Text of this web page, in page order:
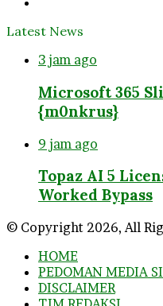
Latest News
3 jam ago
Microsoft 365
{m0nkrus}
9 jam ago
Topaz AI 5
Worked Bypass
© Copyright 2026, All
HOME
PEDOMAN MEDIA
DISCLAIMER